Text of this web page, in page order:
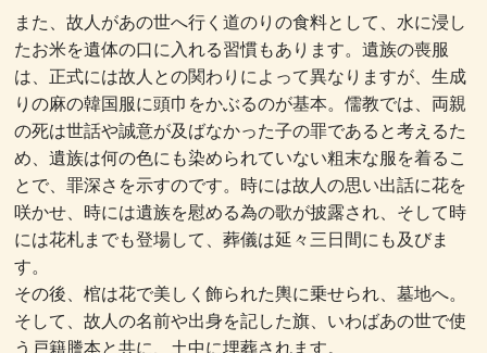
また、故人があの世へ行く道のりの食料として、水に浸し
たお米を遺体の口に入れる習慣もあります。遺族の喪服
は、正式には故人との関わりによって異なりますが、生成
りの麻の韓国服に頭巾をかぶるのが基本。儒教では、両親
の死は世話や誠意が及ばなかった子の罪であると考えるた
め、遺族は何の色にも染められていない粗末な服を着るこ
とで、罪深さを示すのです。時には故人の思い出話に花を
咲かせ、時には遺族を慰める為の歌が披露され、そして時
には花札までも登場して、葬儀は延々三日間にも及びま
す。
その後、棺は花で美しく飾られた輿に乗せられ、墓地へ。
そして、故人の名前や出身を記した旗、いわばあの世で使
う戸籍謄本と共に、土中に埋葬されます。